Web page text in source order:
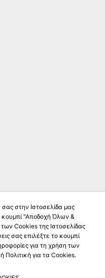
στην Ιστοσελίδα μας
κουμπί "Αποδοχή Όλων &
Cookies της Ιστοσελίδας
σας επιλέξτε το κουμπί
για τη χρήση των
Πολιτική για τα Cookies.